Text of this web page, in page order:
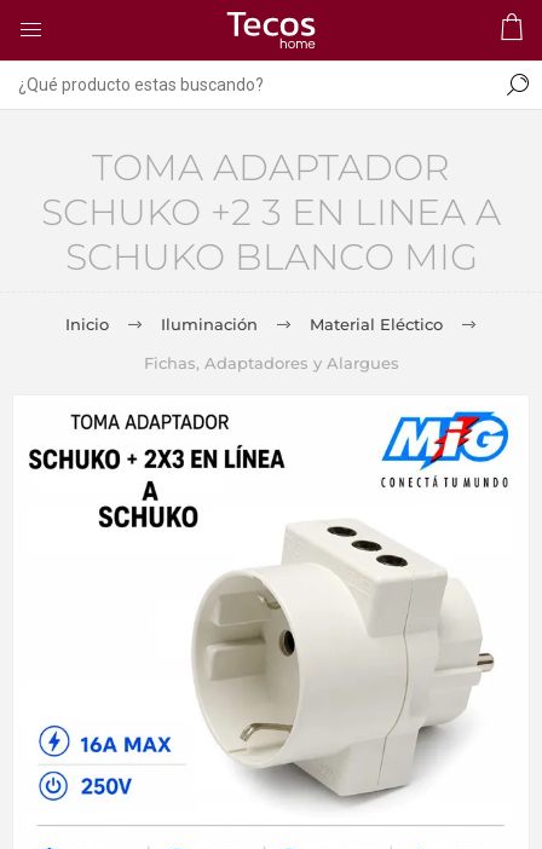
TOMA ADAPTADOR
SCHUKO +2 3 EN LINEA A
SCHUKO BLANCO MIG
Inicio Iluminación
Material Eléctico
Fichas, Adaptadores y Alargues